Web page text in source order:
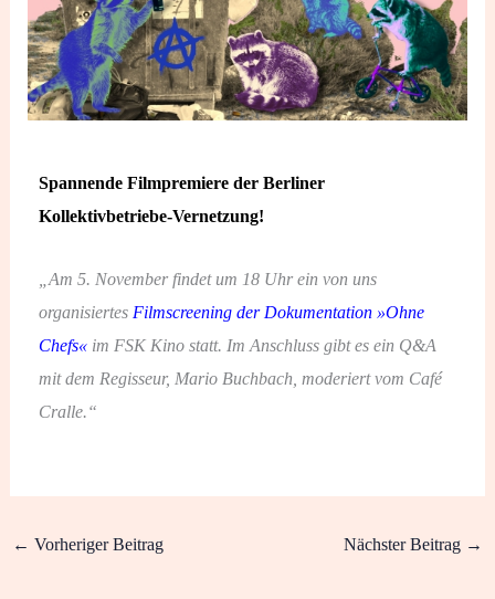
Spannende Filmpremiere der Berliner
Kollektivbetriebe-Vernetzung!
„Am 5. November findet um 18 Uhr ein von uns
organisiertes Filmscreening der Dokumentation »Ohne
Chefs« im FSK Kino statt. Im Anschluss gibt es ein Q&A
mit dem Regisseur, Mario Buchbach, moderiert vom Café
Cralle.“
← Vorheriger Beitrag Nächster Beitrag →